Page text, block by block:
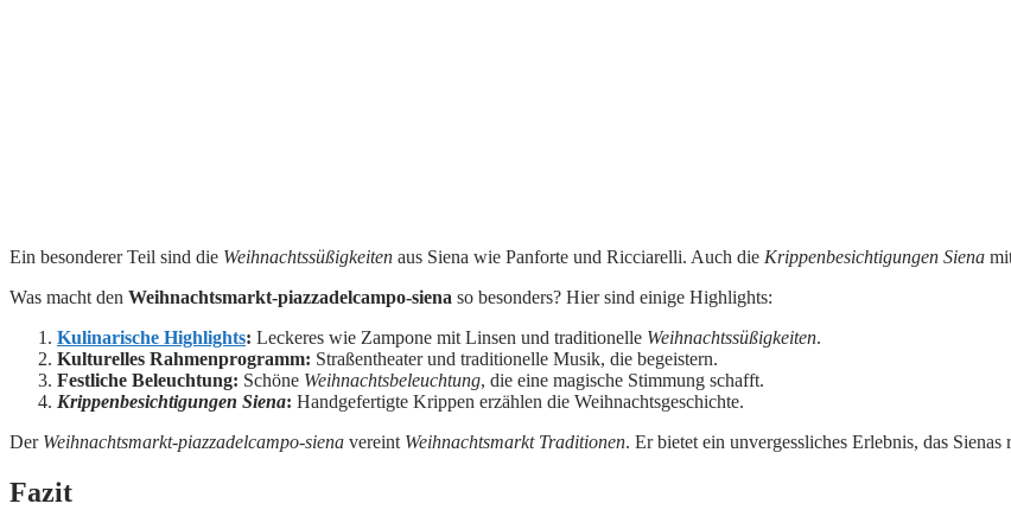
Ein besonderer Teil sind die Weihnachtssüßigkeiten aus Siena wie Panforte und Ricciarelli. Auch die Krippenbesichtigungen Siena
Was macht den Weihnachtsmarkt-piazzadelcampo-siena so besonders? Hier sind einige Highlights:
Kulinarische Highlights: Leckeres wie Zampone mit Linsen und traditionelle Weihnachtssüßigkeiten.
Kulturelles Rahmenprogramm: Straßentheater und traditionelle Musik, die begeistern.
Festliche Beleuchtung: Schöne Weihnachtsbeleuchtung, die eine magische Stimmung schafft.
Krippenbesichtigungen Siena: Handgefertigte Krippen erzählen die Weihnachtsgeschichte.
Der Weihnachtsmarkt-piazzadelcampo-siena vereint Weihnachtsmarkt Traditionen. Er bietet ein unvergessliches Erlebnis, das Sienas
Fazit